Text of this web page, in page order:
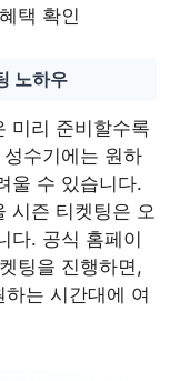
택 확인
노하우
미리 준비할수록
수기에는 원하
울 수 있습니다.
시즌 티켓팅은 오
다. 공식 홈페이
팅을 진행하면,
는 시간대에 여